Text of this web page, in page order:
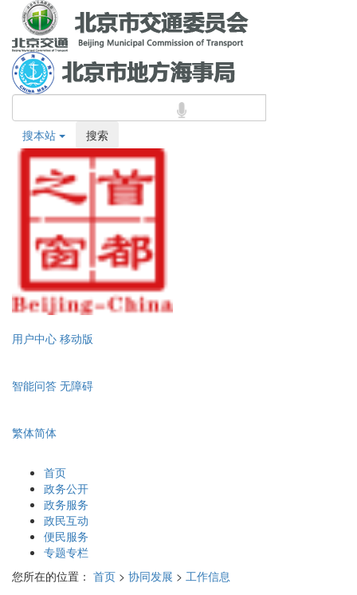
搜本站 搜索
用户中心 移动版
智能问答 无障碍
繁体简体
首页
政务公开
政务服务
政民互动
便民服务
专题专栏
您所在的位置： 首页 > 协同发展 > 工作信息